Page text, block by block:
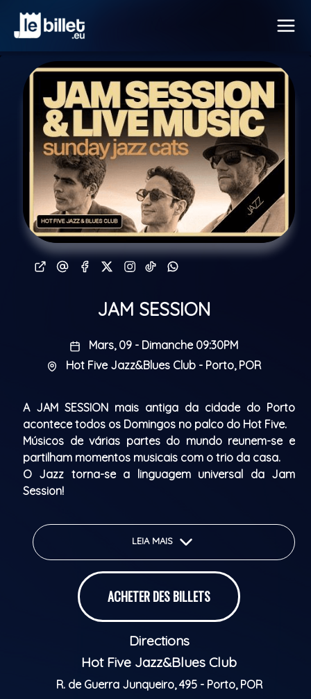
JAM SESSION
Mars, 09 - Dimanche 09:30PM
Hot Five Jazz&Blues Club - Porto, POR
A JAM SESSION mais antiga da cidade do Porto
acontece todos os Domingos no palco do Hot Five.
Músicos de várias partes do mundo reunem-se e
partilham momentos musicais com o trio da casa.
O Jazz torna-se a linguagem universal da Jam
Session!
Abertura de portas: 21h30
Início do espetáculo: 22h30
The oldest JAM SESSION in Porto takes place every
Sunday on the Hot Five stage.
Musicians from all over the world get together and
share musical moments with the house trio.
Jazz becomes the universal language of the Jam
LEIA MAIS
ACHETER DES BILLETS
Directions
Hot Five Jazz&Blues Club
R. de Guerra Junqueiro, 495 - Porto, POR